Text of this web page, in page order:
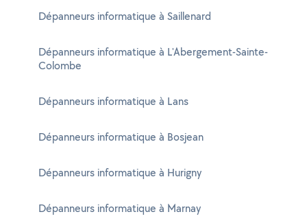
Dépanneurs informatique à Saillenard
Dépanneurs informatique à L'Abergement-Sainte-
Colombe
Dépanneurs informatique à Lans
Dépanneurs informatique à Bosjean
Dépanneurs informatique à Hurigny
Dépanneurs informatique à Marnay